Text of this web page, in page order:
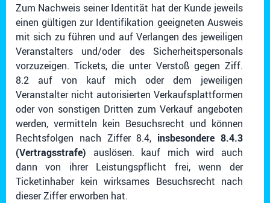
Zum Nachweis seiner Identität hat der Kunde jeweils
einen gültigen zur Identifikation geeigneten Ausweis
mit sich zu führen und auf Verlangen des jeweiligen
Veranstalters und/oder des Sicherheitspersonals
vorzuzeigen. Tickets, die unter Verstoß gegen Ziff.
8.2 auf von kauf mich oder dem jeweiligen
Veranstalter nicht autorisierten Verkaufsplattformen
oder von sonstigen Dritten zum Verkauf angeboten
werden, vermitteln kein Besuchsrecht und können
Rechtsfolgen nach Ziffer 8.4, insbesondere 8.4.3
(Vertragsstrafe) auslösen. kauf mich wird auch
dann von ihrer Leistungspflicht frei, wenn der
Ticketinhaber kein wirksames Besuchsrecht nach
dieser Ziffer erworben hat.